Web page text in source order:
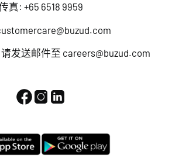
真: +65 6518 9959
发送邮件至 careers@buzud.com